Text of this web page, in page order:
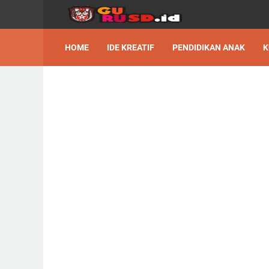
HOME IDE KREATIF PENDIDIKAN ANAK